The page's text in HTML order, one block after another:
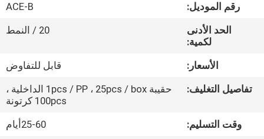
جولة
المعمل
مراقبة
الجودة
رقم الموديل:
ACE-B
الحد الأدنى
لكمية:
20 / النمط
الأسعار:
قابل للتفاوض
تفاصيل التغليف:
حقيبة 1pcs / PP ، 25pcs / box الداخلية ،
100pcs كرتونة
وقت التسليم:
25-60أيام